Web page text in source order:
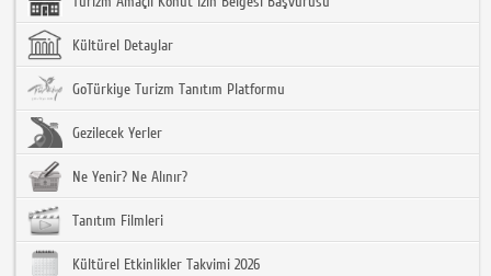
Kültürel Detaylar
GoTürkiye Turizm Tanıtım Platformu
Gezilecek Yerler
Ne Yenir? Ne Alınır?
Tanıtım Filmleri
Kültürel Etkinlikler Takvimi 2026